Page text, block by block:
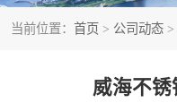
当前位置： 首页 > 公司动态
威海不
不锈钢角钢